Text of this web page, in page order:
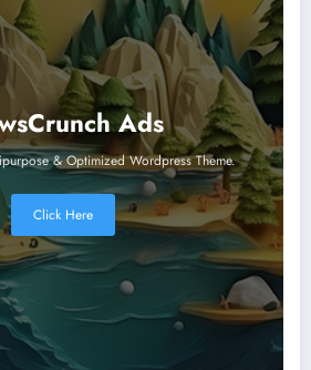
Ads
& Optimized Wordpress Theme.
Click Here